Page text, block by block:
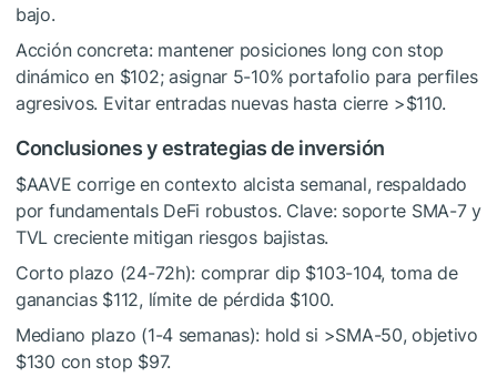
bajo.
Acción concreta: mantener posiciones long con stop
dinámico en $102; asignar 5-10% portafolio para perfiles
agresivos. Evitar entradas nuevas hasta cierre >$110.
Conclusiones y estrategias de inversión
$AAVE corrige en contexto alcista semanal, respaldado
por fundamentals DeFi robustos. Clave: soporte SMA-7 y
TVL creciente mitigan riesgos bajistas.
Corto plazo (24-72h): comprar dip $103-104, toma de
ganancias $112, límite de pérdida $100.
Mediano plazo (1-4 semanas): hold si >SMA-50, objetivo
$130 con stop $97.